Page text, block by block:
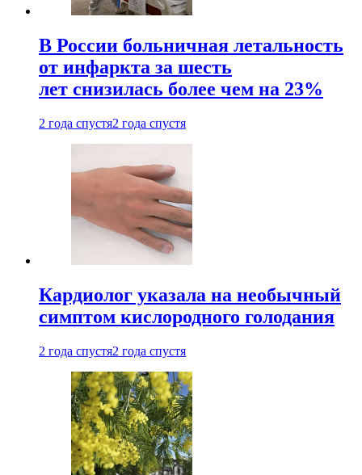
В России больничная летальность
от инфаркта за шесть
лет снизилась более чем на 23%
2 года спустя2 года спустя
Кардиолог указала на необычный
симптом кислородного голодания
2 года спустя2 года спустя